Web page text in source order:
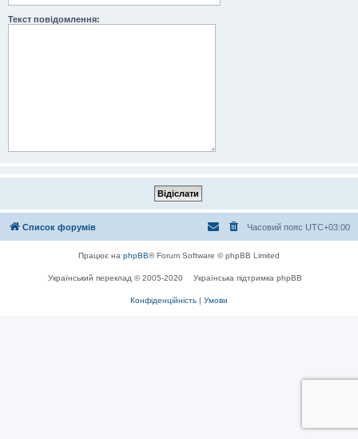
Текст повідомлення:
Список форумів Часовий пояс UTC+03:00
Працює на phpBB® Forum Software © phpBB Limited
Український переклад © 2005-2020 Українська підтримка phpBB
Конфіденційність | Умови